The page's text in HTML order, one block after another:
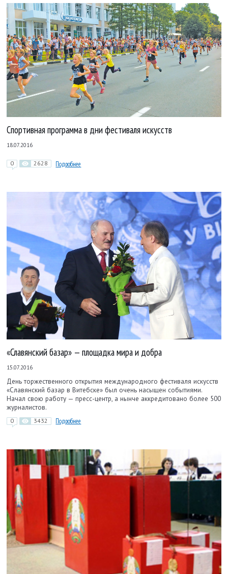
Спортивная программа в дни фестиваля искусств
18.07.2016
0 2628 Подробнее
«Славянский базар» — площадка мира и добра
15.07.2016
День торжественного открытия международного фестиваля искусств
«Славянский базар в Витебске» был очень насыщен событиями.
Начал свою работу — пресс-центр, а нынче аккредитовано более 500
журналистов.
0 3432 Подробнее